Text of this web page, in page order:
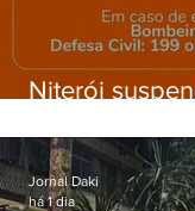
Niterói
ventos fortes
Jornal Daki
há 1 dia